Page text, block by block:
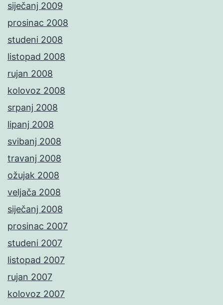
siječanj 2009
prosinac 2008
studeni 2008
listopad 2008
rujan 2008
kolovoz 2008
srpanj 2008
lipanj 2008
svibanj 2008
travanj 2008
ožujak 2008
veljača 2008
siječanj 2008
prosinac 2007
studeni 2007
listopad 2007
rujan 2007
kolovoz 2007